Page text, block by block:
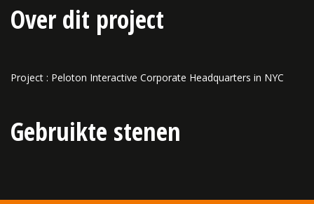
Over dit project
Project : Peloton Interactive Corporate Headquarters in NYC
Gebruikte stenen